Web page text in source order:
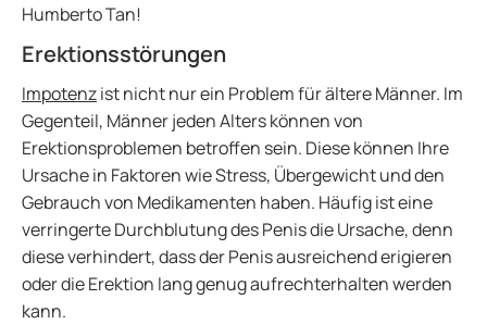
Humberto Tan!
Erektionsstörungen
Impotenzist nicht nur ein Problem für ältere Männer. Im
Gegenteil, Männer jeden Alters können von
Erektionsproblemen betroffen sein. Diese können Ihre
Ursache in Faktoren wie Stress, Übergewicht und den
Gebrauch von Medikamenten haben. Häufig ist eine
verringerte Durchblutung des Penis die Ursache, denn
diese verhindert, dass der Penis ausreichend erigieren
oder die Erektion lang genug aufrechterhalten werden
kann.